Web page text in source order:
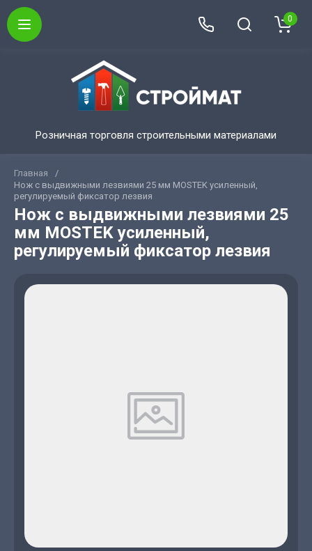
Розничная торговля строительными материалами
0
Главная
/
Нож с выдвижными лезвиями 25 мм MOSTEK усиленный,
регулируемый фиксатор лезвия
Нож с выдвижными лезвиями 25
мм MOSTEK усиленный,
регулируемый фиксатор лезвия